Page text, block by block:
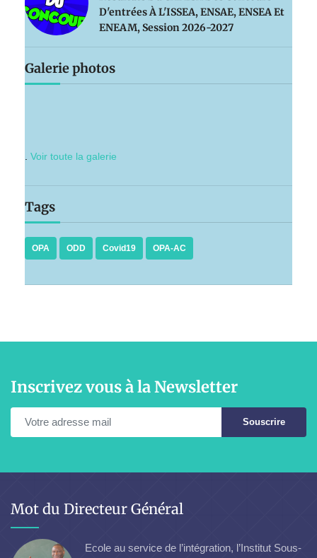
D'entrées À L'ISSEA, ENSAE, ENSEA Et
ENEAM, Session 2026-2027
Galerie photos
Voir toute la galerie
Tags
OPA ODD Covid19 OPA-AC
Inscrivez vous à la Newsletter
Souscrire
Mot du Directeur Général
Ecole au service de l’intégration, l’Institut Sous-